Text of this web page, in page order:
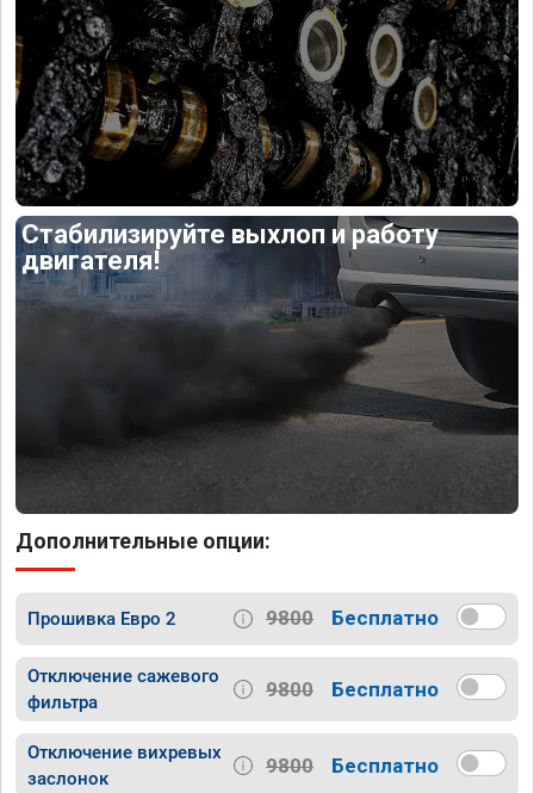
Стабилизируйте выхлоп и работу
двигателя!
Дополнительные опции:
Прошивка Евро 2 9800 Бесплатно
Отключение сажевого
фильтра
9800 Бесплатно
Отключение вихревых
заслонок
9800 Бесплатно